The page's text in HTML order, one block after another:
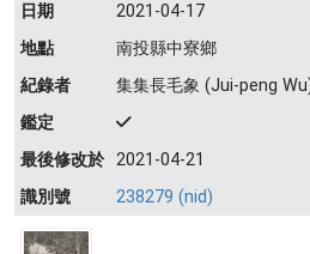
日期
2021-04-17
地點
南投縣中寮鄉
紀錄者
集集長毛象 (Jui-peng
鑑定
最後修改於 2021-04-21
識別號
238279 (nid)